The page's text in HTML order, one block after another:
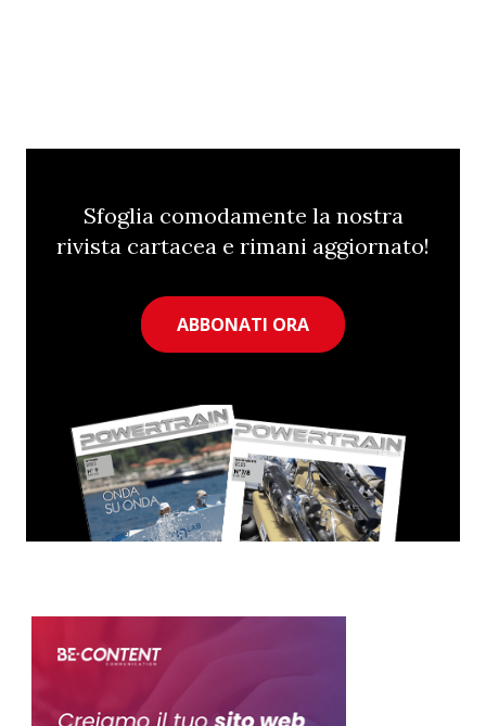
Sfoglia comodamente la nostra
rivista cartacea e rimani aggiornato!
ABBONATI ORA